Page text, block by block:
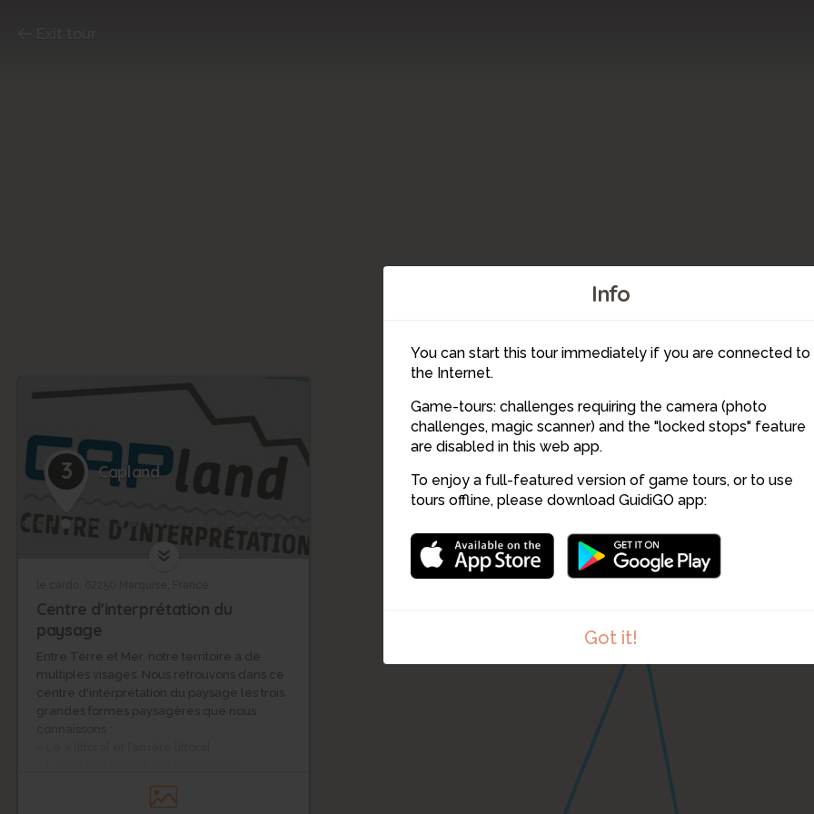
Info
You can start this tour immediately if you are connected to
the Internet.
Game-tours: challenges requiring the camera (photo
challenges, magic scanner) and the "locked stops" feature
are disabled in this web app.
To enjoy a full-featured version of game tours, or to use
tours offline, please download GuidiGO app:
Got it!
4
3
3 Capland
Centre d'interprétation du
paysage
Entre Terre et Mer, notre territoire a de
multiples visages. Nous retrouvons dans ce
centre d'interprétation du paysage les trois
grandes formes paysagères que nous
connaissons :
– La Terre des 2 Caps